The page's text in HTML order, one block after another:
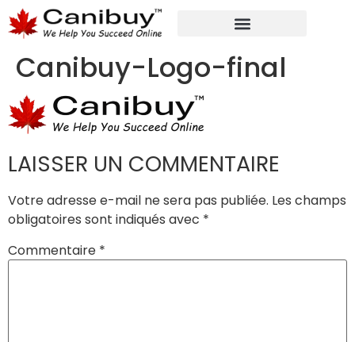
Canibuy-Logo-final
LAISSER UN COMMENTAIRE
Votre adresse e-mail ne sera pas publiée. Les champs
obligatoires sont indiqués avec *
Commentaire *